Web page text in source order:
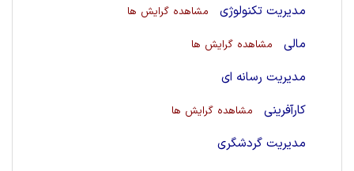
مدیریت تکنولوژی مشاهده گرایش ها
مالی مشاهده گرایش ها
مدیریت رسانه ای
کارآفرینی
مشاهده گرایش ها
مدیریت گردشگری